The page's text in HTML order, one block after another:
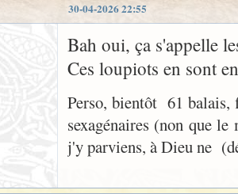
30-04-2026 22:55
Bah oui, ça s'appelle
Ces loupiots en sont
Perso, bientôt 61 balais,
sexagénaires (non que
j'y parviens, à Dieu ne